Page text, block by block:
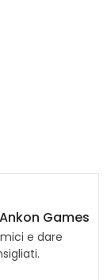
Games
e dare